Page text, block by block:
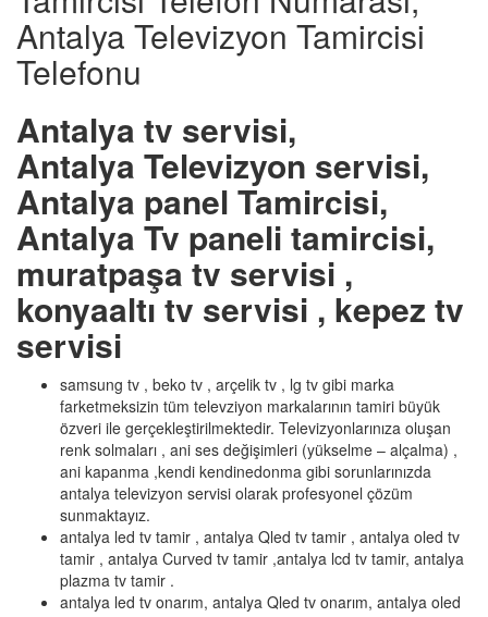
Antalya Televizyon Tamircisi
Telefonu
Antalya tv servisi,
Antalya Televizyon servisi,
Antalya panel Tamircisi,
Antalya Tv paneli tamircisi,
muratpaşa tv servisi ,
konyaaltı tv servisi , kepez tv
servisi
samsung tv , beko tv , arçelik tv , lg tv gibi marka
farketmeksizin tüm televziyon markalarının tamiri büyük
özveri ile gerçekleştirilmektedir. Televizyonlarınıza oluşan
renk solmaları , ani ses değişimleri (yükselme – alçalma) ,
ani kapanma ,kendi kendinedonma gibi sorunlarınızda
antalya televizyon servisi olarak profesyonel çözüm
sunmaktayız.
antalya led tv tamir , antalya Qled tv tamir , antalya oled tv
tamir , antalya Curved tv tamir ,antalya lcd tv tamir, antalya
plazma tv tamir .
antalya led tv onarım, antalya Qled tv onarım, antalya oled